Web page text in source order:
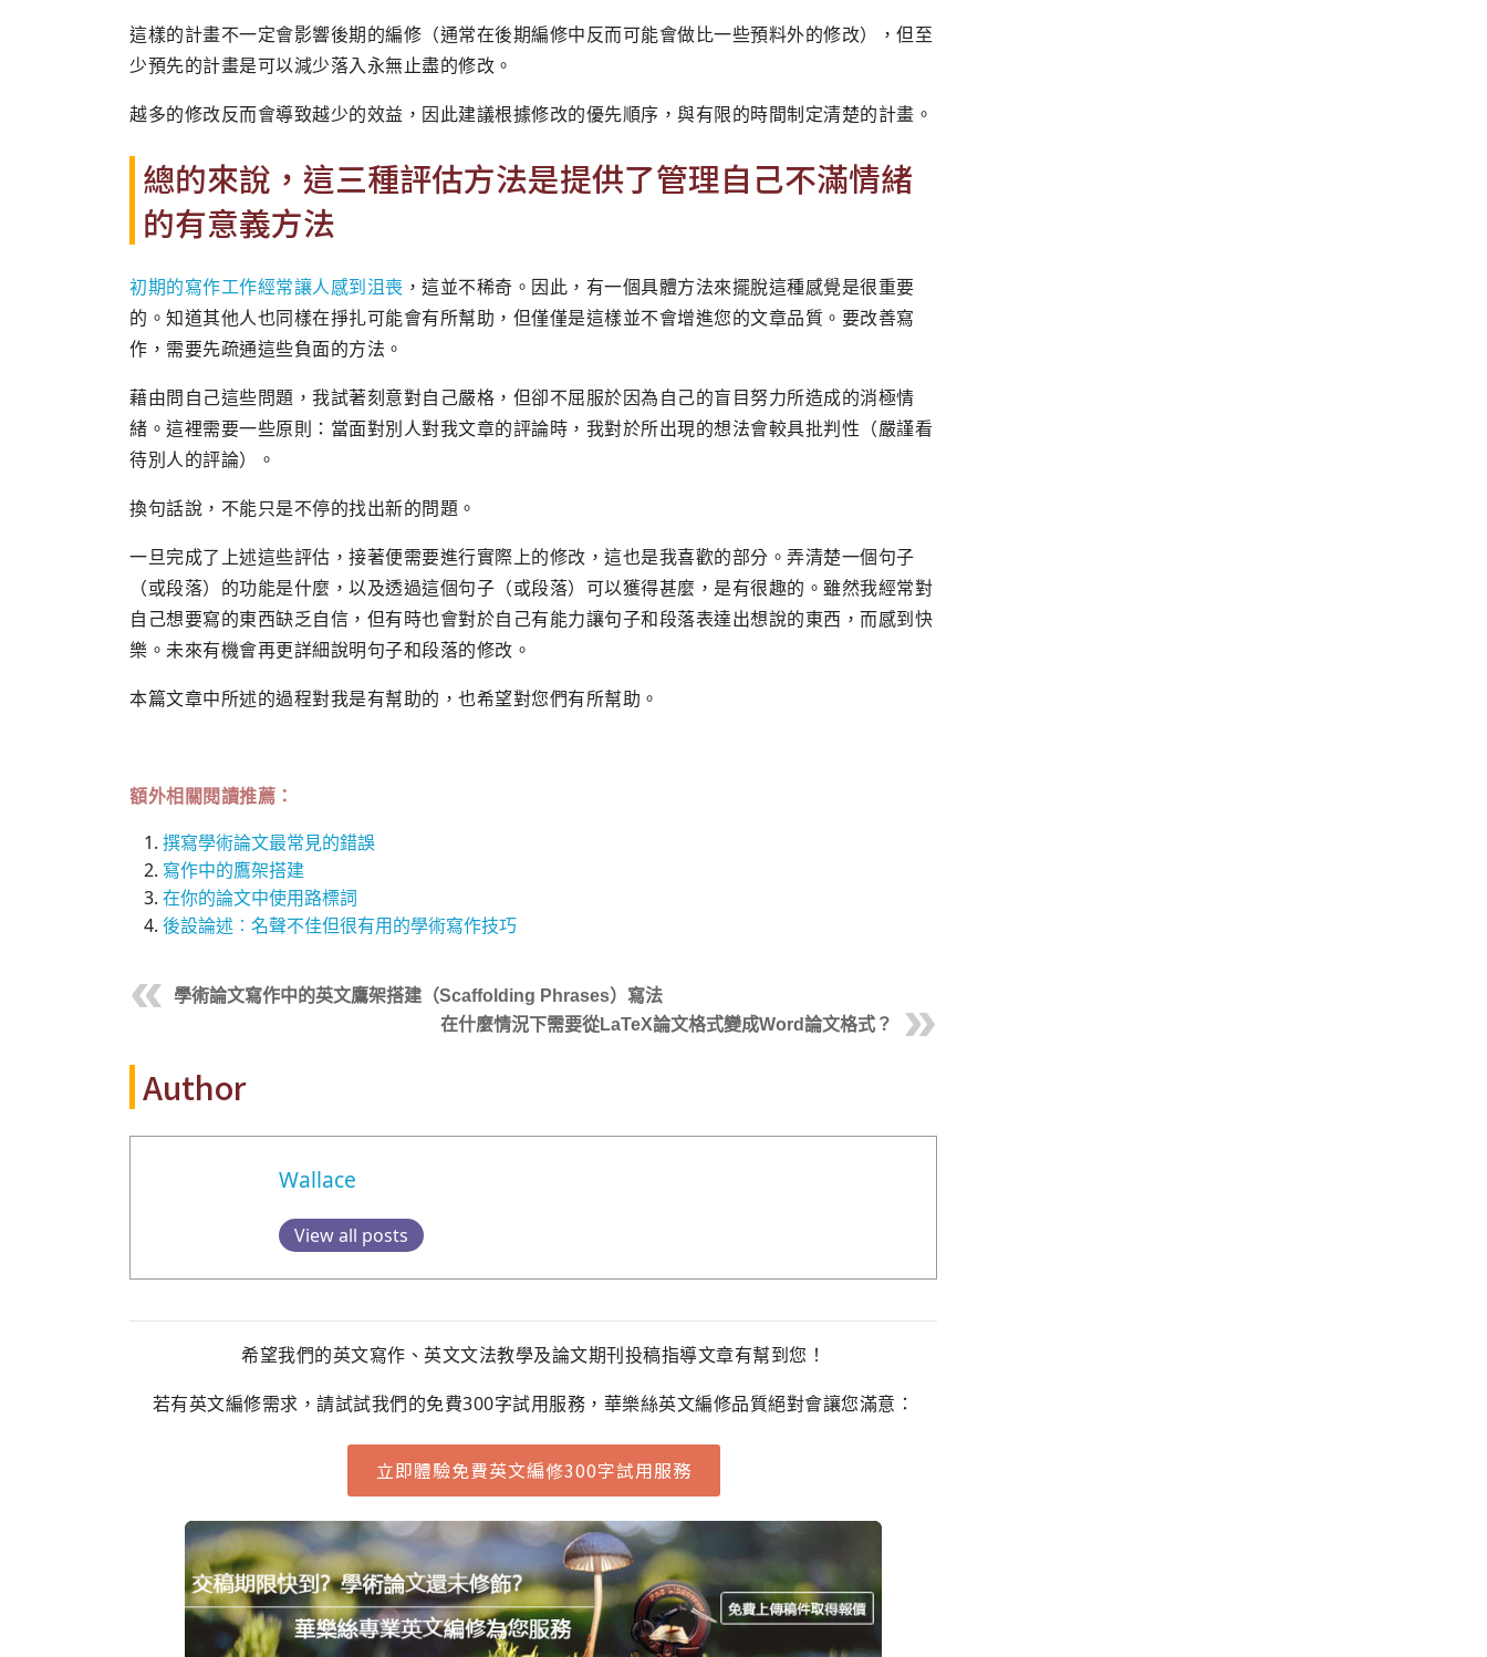
這樣的計畫不一定會影響後期的編修（通常在後期編修中反而可能會做比一些預料外的修改），但至
少預先的計畫是可以減少落入永無止盡的修改。
越多的修改反而會導致越少的效益，因此建議根據修改的優先順序，與有限的時間制定清楚的計畫。
總的來說，這三種評估方法是提供了管理自己不滿情緒
的有意義方法
初期的寫作工作經常讓人感到沮喪 ，這並不稀奇。因此，有一個具體方法來擺脫這種感覺是很重要
的。知道其他人也同樣在掙扎可能會有所幫助，但僅僅是這樣並不會增進您的文章品質。要改善寫
作，需要先疏通這些負面的方法。
藉由問自己這些問題，我試著刻意對自己嚴格，但卻不屈服於因為自己的盲目努力所造成的消極情
緒。這裡需要一些原則：當面對別人對我文章的評論時，我對於所出現的想法會較具批判性（嚴謹看
待別人的評論）。
換句話說，不能只是不停的找出新的問題。
一旦完成了上述這些評估，接著便需要進行實際上的修改，這也是我喜歡的部分。弄清楚一個句子
（或段落）的功能是什麼，以及透過這個句子（或段落）可以獲得甚麼，是有很趣的。雖然我經常對
自己想要寫的東西缺乏自信，但有時也會對於自己有能力讓句子和段落表達出想說的東西，而感到快
樂。未來有機會再更詳細說明句子和段落的修改。
本篇文章中所述的過程對我是有幫助的，也希望對您們有所幫助。
額外相關閱讀推薦：
撰寫學術論文最常見的錯誤
寫作中的鷹架搭建
在你的論文中使用路標詞
後設論述︰名聲不佳但很有用的學術寫作技巧
學術論文寫作中的英文鷹架搭建（Scaffolding Phrases）寫法
在什麼情況下需要從LaTeX論文格式變成Word論文格式？
Author
Wallace
View all posts
希望我們的英文寫作、英文文法教學及論文期刊投稿指導文章有幫到您！
若有英文編修需求，請試試我們的免費300字試用服務，華樂絲英文編修品質絕對會讓您滿意：
立即體驗免費英文編修300字試用服務